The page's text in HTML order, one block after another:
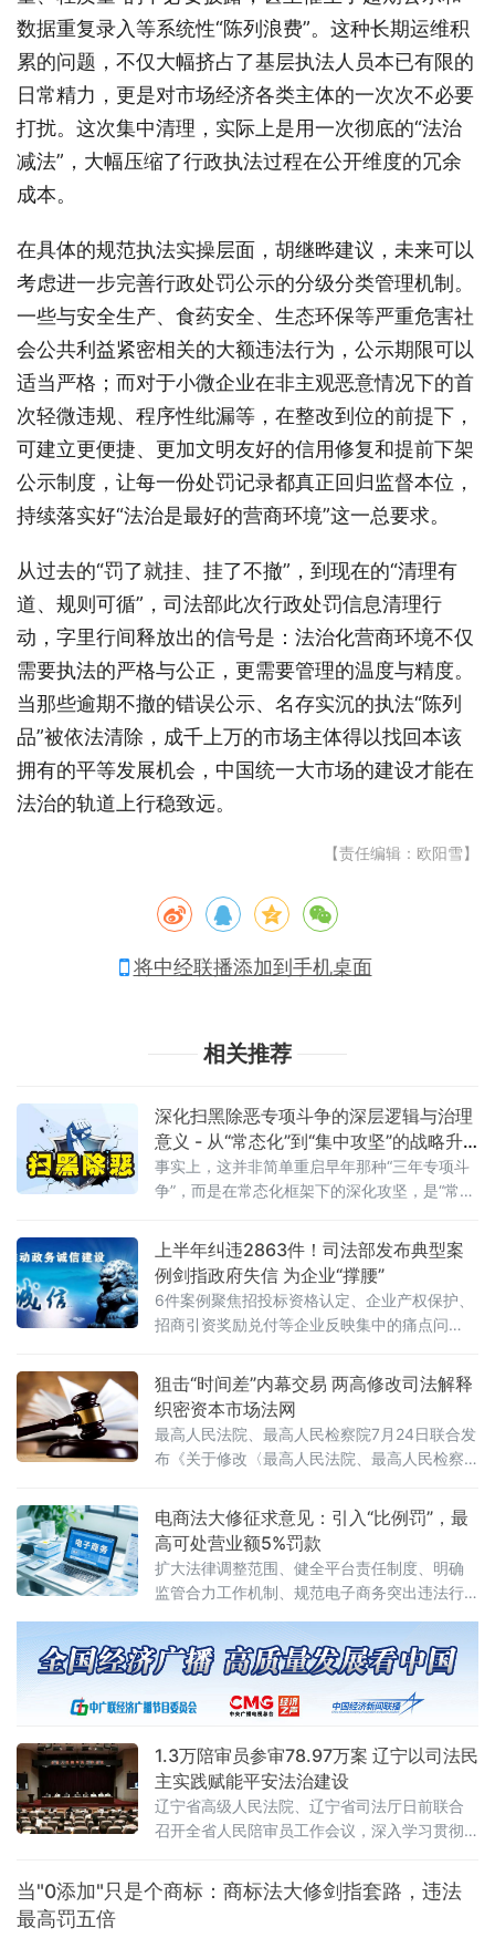
数据重复录入等系统性“陈列浪费”。这种长期运维积
累的问题，不仅大幅挤占了基层执法人员本已有限的
日常精力，更是对市场经济各类主体的一次次不必要
打扰。这次集中清理，实际上是用一次彻底的“法治
减法”，大幅压缩了行政执法过程在公开维度的冗余
成本。
在具体的规范执法实操层面，胡继晔建议，未来可以
考虑进一步完善行政处罚公示的分级分类管理机制。
一些与安全生产、食药安全、生态环保等严重危害社
会公共利益紧密相关的大额违法行为，公示期限可以
适当严格；而对于小微企业在非主观恶意情况下的首
次轻微违规、程序性纰漏等，在整改到位的前提下，
可建立更便捷、更加文明友好的信用修复和提前下架
公示制度，让每一份处罚记录都真正回归监督本位，
持续落实好“法治是最好的营商环境”这一总要求。
从过去的“罚了就挂、挂了不撤”，到现在的“清理有
道、规则可循”，司法部此次行政处罚信息清理行
动，字里行间释放出的信号是：法治化营商环境不仅
需要执法的严格与公正，更需要管理的温度与精度。
当那些逾期不撤的错误公示、名存实沉的执法“陈列
品”被依法清除，成千上万的市场主体得以找回本该
拥有的平等发展机会，中国统一大市场的建设才能在
法治的轨道上行稳致远。
【责任编辑：欧阳雪】
将中经联播添加到手机桌面
相关推荐
深化扫黑除恶专项斗争的深层逻辑与治理
意义 - 从“常态化”到“集中攻坚”的战略升
级
事实上，这并非简单重启早年那种“三年专项斗
争”，而是在常态化框架下的深化攻坚，是“常态
强调要严格依法办事、坚持实事求是，做到“是
黑恶一个不漏、不是黑恶一个不凑”
上半年纠违2863件！司法部发布典型案
例剑指政府失信 为企业“撑腰”
6件案例聚焦招投标资格认定、企业产权保护、
招商引资奖励兑付等企业反映集中的痛点问
不当行为“亮剑”，为纵深推进全国统一大市场建
设提供了坚实的法治保障。数据显示，2026年1
至6月，全国各级行政复议机构依法履行监督职
狙击“时间差”内幕交易 两高修改司法解释
织密资本市场法网
最高人民法院、最高人民检察院7月24日联合发
布《关于修改〈最高人民法院、最高人民检察
具体应用法律若干问题的解释〉的决定》（法
释〔2026〕13号）。修改决定已分别经最高人
民法院审判委员会第1961次会议、最高人民检
察院第十四届检察委员会第七十五次会议通
过，自2026年7月27日起施行。此次修改距
2012年《关于办理内幕交易、泄
电商法大修征求意见：引入“比例罚”，最
高可处营业额5%罚款
扩大法律调整范围、健全平台责任制度、明确
监管合力工作机制、规范电子商务突出违法行
1.3万陪审员参审78.97万案 辽宁以司法民
主实践赋能平安法治建设
辽宁省高级人民法院、辽宁省司法厅日前联合
召开全省人民陪审员工作会议，深入学习贯彻
要求，系统梳理人民陪审员制度落地实施以来
的实践成效，研判当前工作推进中的重点问
当"0添加"只是个商标：商标法大修剑指套路，违法
最高罚五倍